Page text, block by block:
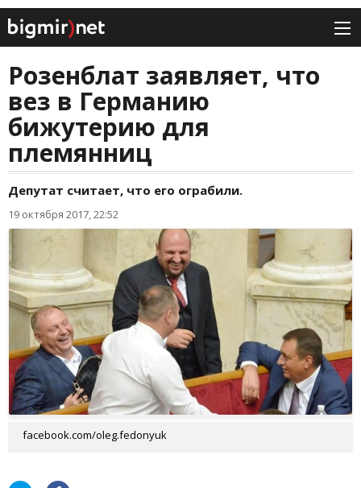
Розенблат заявляет, что
вез в Германию
бижутерию для
племянниц
Депутат считает, что его ограбили.
19 октября 2017, 22:52
facebook.com/oleg.fedonyuk